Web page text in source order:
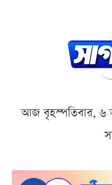
আজ বৃহস্পতিবার, ৬